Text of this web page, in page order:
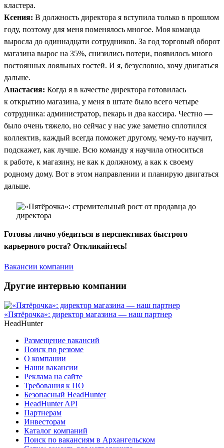
кластера.
Ксения: В должность директора я вступила только в прошлом
году, поэтому для меня поменялось многое. Моя команда
выросла до одиннадцати сотрудников. За год торговый оборот
магазина вырос на 35%, снизились потери, появилось много
постоянных лояльных гостей. И я, безусловно, хочу двигаться
дальше.
Анастасия: Когда я в качестве директора готовилась
к открытию магазина, у меня в штате было всего четыре
сотрудника: администратор, пекарь и два кассира. Честно —
было очень тяжело, но сейчас у нас уже заметно сплотился
коллектив, каждый всегда поможет другому, чему-то научит,
подскажет, как лучше. Всю команду я научила относиться
к работе, к магазину, не как к должному, а как к своему
родному дому. Вот в этом направлении и планирую двигаться
дальше.
Готовы лично убедиться в перспективах быстрого
карьерного роста? Откликайтесь!
Вакансии компании
Другие интервью компании
«Пятёрочка»: директор магазина — наш партнер
HeadHunter
Размещение вакансий
Поиск по резюме
О компании
Наши вакансии
Реклама на сайте
Требования к ПО
Безопасный HeadHunter
HeadHunter API
Партнерам
Инвесторам
Каталог компаний
Поиск по вакансиям в Архангельском